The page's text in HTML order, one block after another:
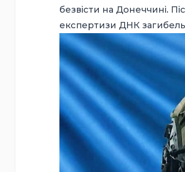
безвісти на Донеччині.
експертизи ДНК